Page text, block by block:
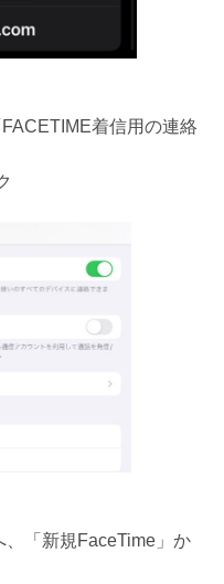
着信用の連絡
「新規FaceTime」か